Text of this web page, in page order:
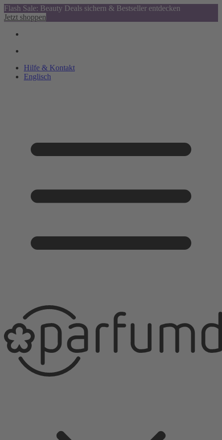
Flash Sale: Beauty Deals sichern & Bestseller entdecken
Jetzt shoppen
Hilfe & Kontakt
Englisch